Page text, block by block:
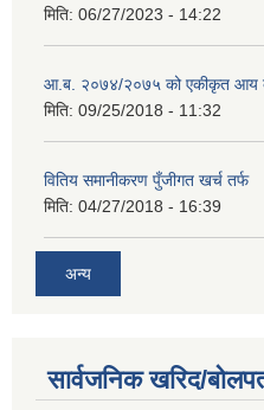
मिति: 06/27/2023 - 14:22
आ.ब. २०७४/२०७५ को एकीकृत आय
मिति: 09/25/2018 - 11:32
वितिय समानीकरण पुँजीगत खर्च तर्फ
मिति: 04/27/2018 - 16:39
अन्य
सार्वजनिक खरिद/